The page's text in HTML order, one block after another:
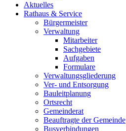
Aktuelles
Rathaus & Service
Bürgermeister
Verwaltung
Mitarbeiter
Sachgebiete
Aufgaben
Formulare
Verwaltungsgliederung
Ver- und Entsorgung
Bauleitplanung
Ortsrecht
Gemeinderat
Beauftragte der Gemeinde
Busverbindungen